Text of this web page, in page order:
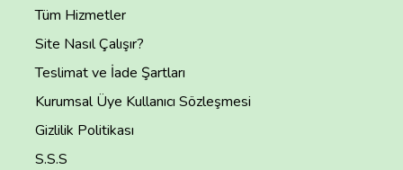
Tüm Hizmetler
Site Nasıl Çalışır?
Teslimat ve İade Şartları
Kurumsal Üye Kullanıcı Sözleşmesi
Gizlilik Politikası
S.S.S